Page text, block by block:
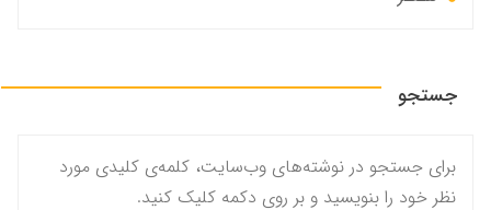
جستجو
برای جستجو در نوشته‌های وب‌سایت، کلمه‌ی کلیدی مورد
نظر خود را بنویسید و بر روی دکمه کلیک کنید.